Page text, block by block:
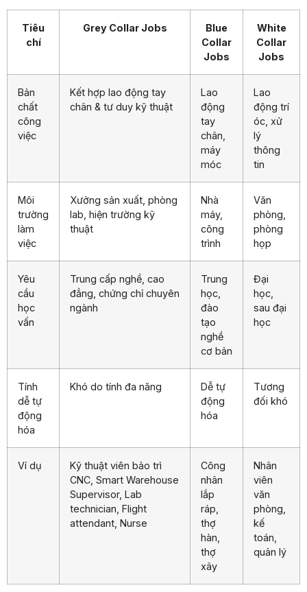
Tiêu
chí
Grey Collar Jobs
Blue
Collar
Jobs
White
Collar
Jobs
Bản
chất
công
việc
Kết hợp lao động tay
chân & tư duy kỹ thuật
Lao
động
tay
chân,
máy
móc
Lao
động trí
óc, xử
lý
thông
tin
Môi
trường
làm
việc
Xưởng sản xuất, phòng
lab, hiện trường kỹ
thuật
Nhà
máy,
công
trình
Văn
phòng,
phòng
họp
Yêu
cầu
học
vấn
Trung cấp nghề, cao
đẳng, chứng chỉ chuyên
ngành
Trung
học,
đào
tạo
nghề
cơ bản
Đại
học,
sau đại
học
Tính
dễ tự
động
hóa
Khó do tính đa năng
Dễ tự
động
hóa
Tương
đối khó
Ví dụ
Kỹ thuật viên bảo trì
CNC, Smart Warehouse
Supervisor, Lab
technician, Flight
attendant, Nurse
Công
nhân
lắp
ráp,
thợ
hàn,
thợ
xây
Nhân
viên
văn
phòng,
kế
toán,
quản lý